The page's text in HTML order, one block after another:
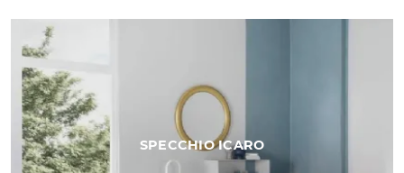
SPECCHIO ICARO